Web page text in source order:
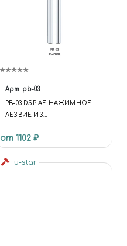
Арт. pb-03
PB-03 DSPIAE НАЖИМНОЕ
ЛЕЗВИЕ ИЗ
ММ
от 1102 ₽
u-star